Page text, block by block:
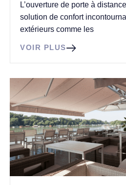
L’ouverture de porte à
solution de confort
extérieurs comme les
VOIR PLUS